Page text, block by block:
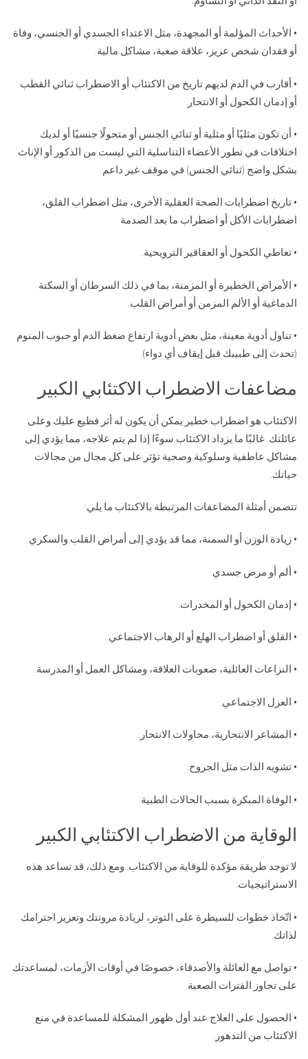
• الأحداث المؤلمة أو المجهدة، مثل الاعتداء الجسدي أو الجنسي، وفاة
أو فقدان شخص عزيز، علاقة صعبة، مشاكل مالية.
• أقارب في الدم لديهم تاريخ من الاكتئاب أو الاضطراب ثنائي القطب
أو إدمان الكحول أو الانتحار.
• أن تكون مثليًا أو مثلية أو ثنائي الجنس أو متحولًا جنسيًا أو لديك
اختلافات في تطور الأعضاء التناسلية التي ليست من الذكور أو الإناث
بشكل واضح (ثنائي الجنس) في موقف غير داعم.
• تاريخ اضطرابات الصحة العقلية الأخرى، مثل اضطراب القلق،
اضطرابات الأكل أو اضطراب ما بعد الصدمة
• تعاطي الكحول أو العقاقير الترويحية.
• الأمراض الخطيرة أو المزمنة، بما في ذلك السرطان أو السكتة
الدماغية أو الألم المزمن أو أمراض القلب.
• تناول أدوية معينة، مثل بعض أدوية ارتفاع ضغط الدم أو حبوب المنوم
(تحدث إلى طبيبك قبل إيقاف أي دواء).
مضاعفات الاضطراب الاكتئابي الكبير
الاكتئاب هو اضطراب خطير يمكن أن يكون له أثر فظيع عليك وعلى
عائلتك. غالبًا ما يزداد الاكتئاب سوءًا إذا لم يتم علاجه، مما يؤدي إلى
مشاكل عاطفية وسلوكية وصحية تؤثر على كل مجال من مجالات
حياتك.
تتضمن أمثلة المضاعفات المرتبطة بالاكتئاب ما يلي:
• زيادة الوزن أو السمنة، مما قد يؤدي إلى أمراض القلب والسكري.
• ألم أو مرض جسدي.
• إدمان الكحول أو المخدرات.
• القلق أو اضطراب الهلع أو الرهاب الاجتماعي.
• النزاعات العائلية، صعوبات العلاقة، ومشاكل العمل أو المدرسة.
• العزل الاجتماعي.
• المشاعر الانتحارية، محاولات الانتحار.
• تشويه الذات مثل الجروح.
• الوفاة المبكرة بسبب الحالات الطبية.
الوقاية من الاضطراب الاكتئابي الكبير
لا توجد طريقة مؤكدة للوقاية من الاكتئاب. ومع ذلك، قد تساعد هذه
الاستراتيجيات:
• اتّخاذ خطوات للسيطرة على التوتر، لزيادة مرونتك وتعزيز احترامك
لذاتك.
• تواصل مع العائلة والأصدقاء، خصوصًا في أوقات الأزمات، لمساعدتك
على تجاوز الفترات الصعبة.
• الحصول على العلاج عند أول ظهور المشكلة للمساعدة في منع
الاكتئاب من التدهور.